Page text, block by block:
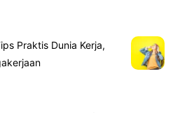
Praktis Dunia Kerja,